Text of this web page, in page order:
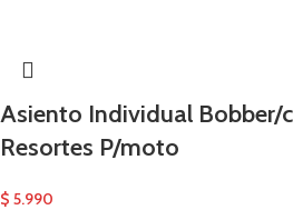
Asiento Individual Bobber/
Resortes P/moto
$ 5.990